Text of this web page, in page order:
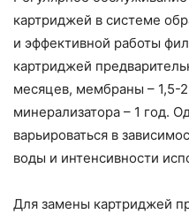
картриджей в системе
и эффективной работы
картриджей
месяцев, мембраны – 1,5-
минерализатора – 1 год.
варьироваться в
воды и интенсивности
Для замены картриджей